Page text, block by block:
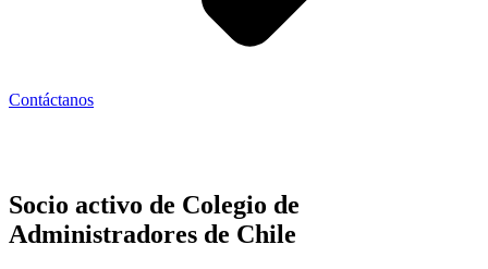
Contáctanos
Socio activo de Colegio de
Administradores de Chile